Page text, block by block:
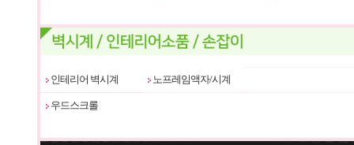
인테리어 벽시계 노프레임액자/시계
우드스크롤